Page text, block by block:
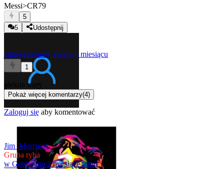
Messi>CR79
5
5
Udostępnij
jajkosadzonew zeszłym miesiącu
1
piekne story
Pokaż więcej komentarzy(4)
Zaloguj się aby komentować
Jim_Morrison
Gruba ryba
w Gotowanie2 miesiące temu